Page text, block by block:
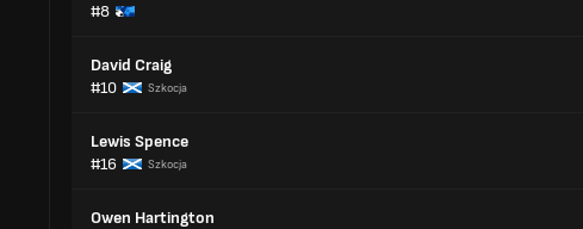
#8
David Craig
#10
Szkocja
Lewis Spence
#16
Szkocja
Owen Hartington